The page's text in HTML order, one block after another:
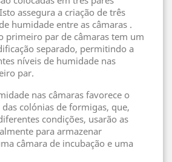
assegura a criação de três
humidade entre as câmaras .
primeiro par de câmaras tem um
separado, permitindo a
níveis de humidade nas
par.
nas câmaras favorece o
colónias de formigas, que,
condições, usarão as
para armazenar
câmara de incubação e uma